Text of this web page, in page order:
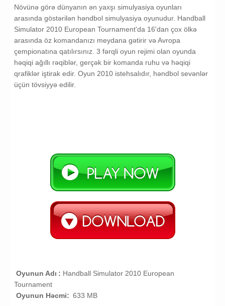
Növünə görə dünyanın ən yaxşı simulyasiya oyunları
arasında göstərilən həndbol simulyasiya oyunudur. Handball
Simulator 2010 European Tournament'da 16'dan çox ölkə
arasında öz komandanızı meydana gətirir və Avropa
çempionatına qatılırsınız. 3 fərqli oyun rejimi olan oyunda
həqiqi ağıllı rəqiblər, gerçək bir komanda ruhu və həqiqi
qrafiklər iştirak edir. Oyun 2010 istehsalıdır, həndbol sevənlər
üçün tövsiyyə edilir.
Oyunun Adı : Handball Simulator 2010 European
Tournament
Oyunun Həcmi: 633 MB